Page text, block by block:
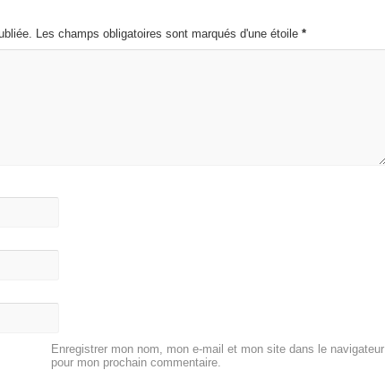
Les champs obligatoires sont marqués d'une étoile *
Enregistrer mon nom, mon e-mail et mon site dans le navigateur
pour mon prochain commentaire.